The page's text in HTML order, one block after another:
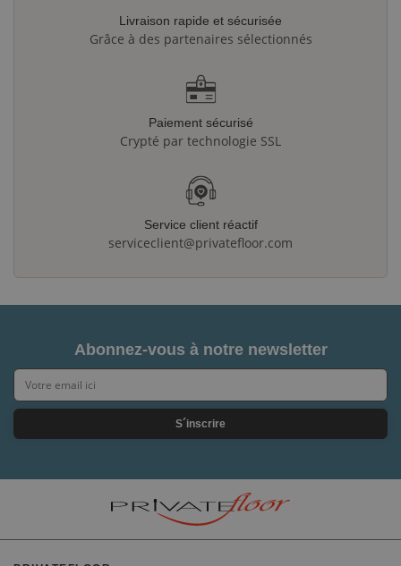
Livraison rapide et sécurisée
Grâce à des partenaires sélectionnés
Paiement sécurisé
Crypté par technologie SSL
Service client réactif
serviceclient@privatefloor.com
Abonnez-vous à notre newsletter
S´inscrire